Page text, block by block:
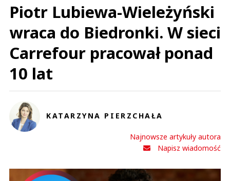
Piotr Lubiewa-Wieleżyński
wraca do Biedronki. W sieci
Carrefour pracował ponad
10 lat
KATARZYNA PIERZCHAŁA
Najnowsze artykuły autora
Napisz wiadomość